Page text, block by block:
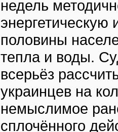
недель
энергетическую
половины
тепла и воды.
всерьёз
украинцев на
немыслимое
сплочённого